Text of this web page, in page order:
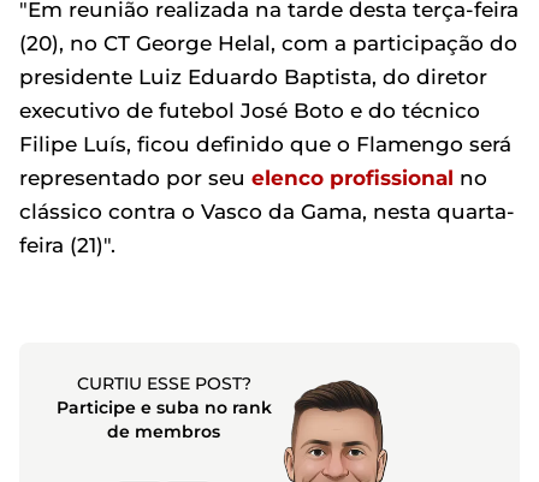
"Em reunião realizada na tarde desta terça-feira
(20), no CT George Helal, com a participação do
presidente Luiz Eduardo Baptista, do diretor
executivo de futebol José Boto e do técnico
Filipe Luís, ficou definido que o Flamengo será
representado por seu elenco profissional no
clássico contra o Vasco da Gama, nesta quarta-
feira (21)".
CURTIU ESSE POST?
Participe e suba no rank
de membros